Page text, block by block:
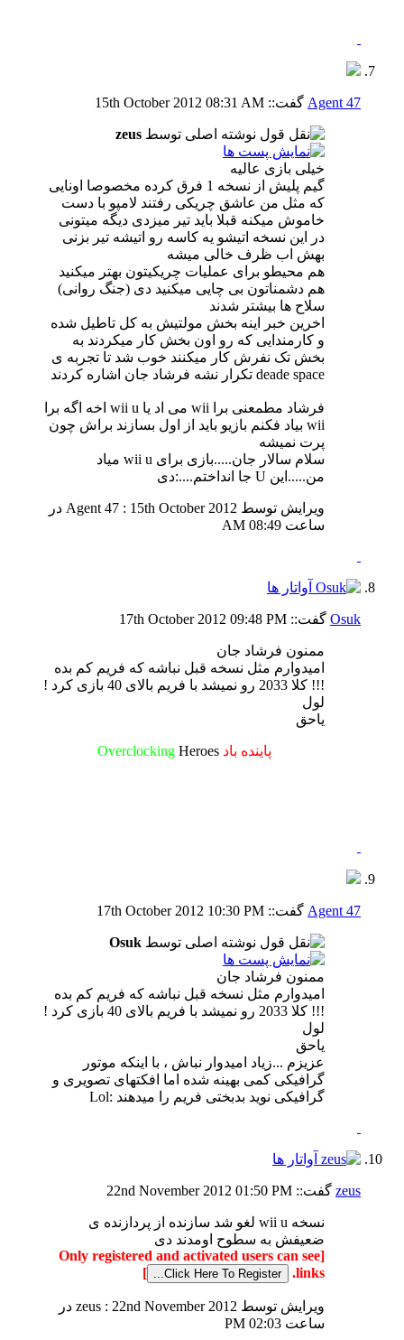
Agent 47 گفت:: 15th October 2012 08:31 AM
نوشته اصلی توسط zeus
خیلی بازی عالیه
گیم پلیش از نسخه 1 فرق کرده مخصوصا اونایی
که مثل من عاشق چریکی رفتند لامپو با دست
خاموش میکنه قبلا باید تیر میزدی دیگه میتونی
در این نسخه اتیشو یه کاسه رو اتیشه تیر بزنی
بهش اب ظرف خالی میشه
هم محیطو برای عملیات چریکیتون بهتر میکنید
هم دشمناتون بی چایی میکنید دی (جنگ روانی)
سلاح ها بیشتر شدند
اخرین خبر اینه بخش مولتیش به کل تاطیل شده
و کارمندایی که رو اون بخش کار میکردند به
بخش تک نفرش کار میکنند خوب شد تا تجربه ی
deade space تکرار نشه فرشاد جان اشاره کردند
فرشاد مطمعنی برا wii می اد یا wii u اخه اگه برا
wii بیاد فکنم بازیو باید از اول بسازند براش چون
پرت نمیشه
سلام سالار جان.....بازی برای wii u میاد
من.....این U جا انداختم....:دی
ویرایش توسط Agent 47 : 15th October 2012 در
ساعت 08:49 AM
Osuk گفت:: 17th October 2012 09:48 PM
ممنون فرشاد جان
امیدوارم مثل نسخه قبل نباشه که فریم کم بده
!!! کلا 2033 رو نمیشد با فریم بالای 40 بازی کرد !
لول
یاحق
پاینده باد OverclockingHeroes
Agent 47 گفت:: 17th October 2012 10:30 PM
نوشته اصلی توسط Osuk
ممنون فرشاد جان
امیدوارم مثل نسخه قبل نباشه که فریم کم بده
!!! کلا 2033 رو نمیشد با فریم بالای 40 بازی کرد !
لول
یاحق
عزیزم ...زیاد امیدوار نباش ، با اینکه موتور
گرافیکی کمی بهینه شده اما افکتهای تصویری و
گرافیکی نوید بدبختی فریم را میدهند :Lol
zeus گفت:: 22nd November 2012 01:50 PM
نسخه wii u لغو شد سازنده از پردازنده ی
ضعیفش به سطوح اومدند دی
[Only registered and activated users can see
links.
]
ویرایش توسط zeus : 22nd November 2012 در
ساعت 02:03 PM